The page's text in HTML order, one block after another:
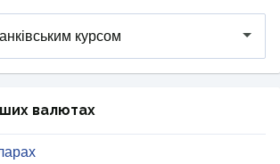
валютах